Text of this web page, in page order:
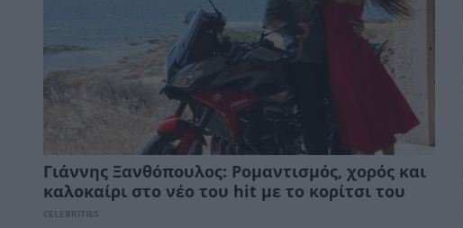
Γιάννης Ξανθόπουλος: Ρομαντισμός, χορός και
καλοκαίρι στο νέο του hit με το κορίτσι του
CELEBRITIES